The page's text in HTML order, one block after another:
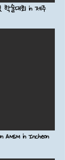
술대회 in 제주
in Incheon